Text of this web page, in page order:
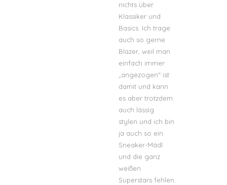
nichts über
Klassiker und
Basics. Ich trage
auch so gerne
Blazer, weil man
einfach immer
„angezogen“ ist
damit und kann
es aber trotzdem
auch lässig
stylen und ich bin
ja auch so ein
Sneaker-Mädl
und die ganz
weißen
Superstars fehlen